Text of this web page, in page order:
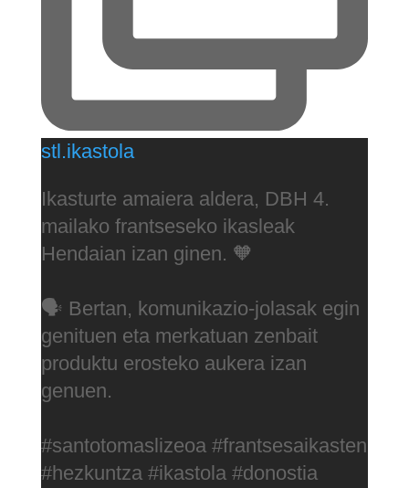
stl.ikastola
Ikasturte amaiera aldera, DBH 4.
mailako frantseseko ikasleak
Hendaian izan ginen. 🧡
🗣 Bertan, komunikazio-jolasak egin
genituen eta merkatuan zenbait
produktu erosteko aukera izan
genuen.
#santotomaslizeoa #frantsesaikasten
#hezkuntza #ikastola #donostia